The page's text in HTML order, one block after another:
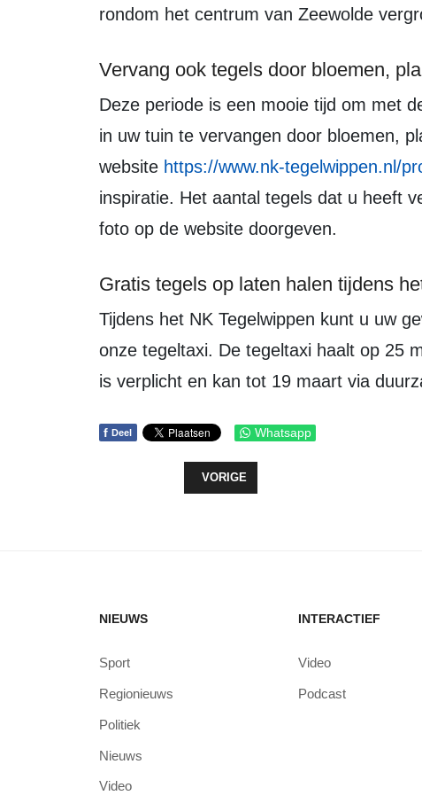
rondom het centrum van Zeewolde
Vervang ook tegels door bloemen,
Deze periode is een mooie tijd om met de tuin aan de slag te gaan en de tegels
in uw tuin te vervangen door bloemen,
website https://www.nk-tegelwippen.nl/
inspiratie. Het aantal tegels dat u heeft
foto op de website doorgeven.
Gratis tegels op laten halen tijdens
Tijdens het NK Tegelwippen kunt u uw gewipte tegels gratis op laten halen door
onze tegeltaxi. De tegeltaxi haalt op 25
is verplicht en kan tot 19 maart via
f Deel Whatsapp
VORIG ARTIKEL: ST JANSDAL
VORIGE
NIEUWS
Sport
Regionieuws
Politiek
Nieuws
Video
INTERACTIEF
Video
Podcast